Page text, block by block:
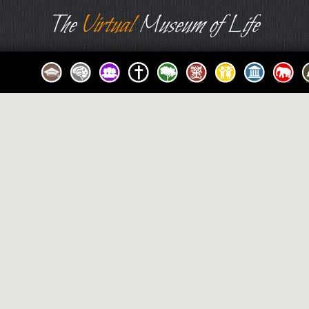
TheVirtualMuseum of Life